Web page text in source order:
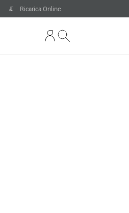
Ricarica Online